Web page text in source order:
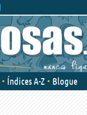
Índices A-Z Blogue